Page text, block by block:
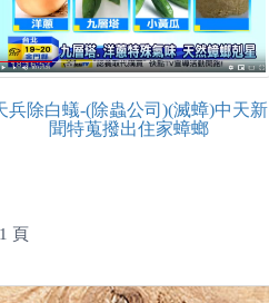
兵除白蟻-(除蟲公司)(滅蟑)中天新
聞特蒐撥出住家蟑螂
頁